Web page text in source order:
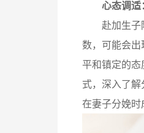
心态调适
赴加生子陪
数，可能会出
平和镇定的
式，深入了
在妻子分娩时